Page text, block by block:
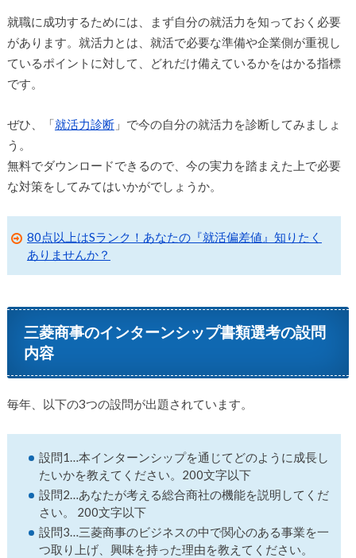
就職に成功するためには、まず自分の就活力を知っておく必要
があります。就活力とは、就活で必要な準備や企業側が重視し
ているポイントに対して、どれだけ備えているかをはかる指標
です。
ぜひ、「就活力診断」で今の自分の就活力を診断してみましょ
う。
無料でダウンロードできるので、今の実力を踏まえた上で必要
な対策をしてみてはいかがでしょうか。
80点以上はSランク！あなたの『就活偏差値』知りたく
ありませんか？
三菱商事のインターンシップ書類選考の設問
内容
毎年、以下の3つの設問が出題されています。
設問1…本インターンシップを通じてどのように成長し
たいかを教えてください。200文字以下
設問2…あなたが考える総合商社の機能を説明してくだ
さい。 200文字以下
設問3…三菱商事のビジネスの中で関心のある事業を一
つ取り上げ、興味を持った理由を教えてください。